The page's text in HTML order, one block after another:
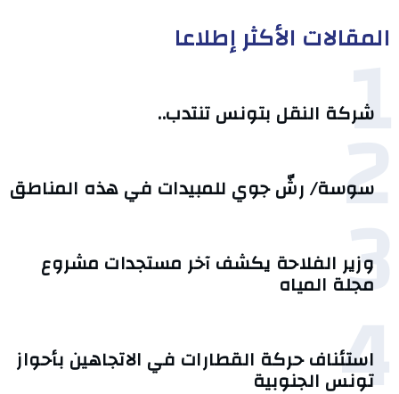
المقالات الأكثر إطلاعا
1
شركة النقل بتونس تنتدب..
2
سوسة/ رشّ جوي للمبيدات في هذه المناطق
3
وزير الفلاحة يكشف آخر مستجدات مشروع
مجلة المياه
4
استئناف حركة القطارات في الاتجاهين بأحواز
تونس الجنوبية